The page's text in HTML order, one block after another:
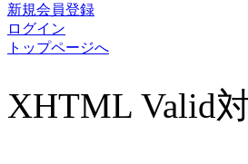
新規会員登録
ログイン
トップページへ
XHTML Valid